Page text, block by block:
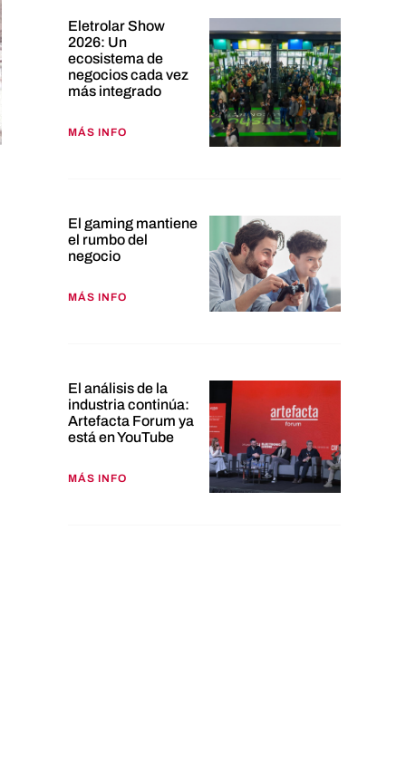
Eletrolar Show
2026: Un
ecosistema de
negocios cada vez
más integrado
MÁS INFO
El gaming mantiene
el rumbo del
negocio
MÁS INFO
El análisis de la
industria continúa:
Artefacta Forum ya
está en YouTube
MÁS INFO